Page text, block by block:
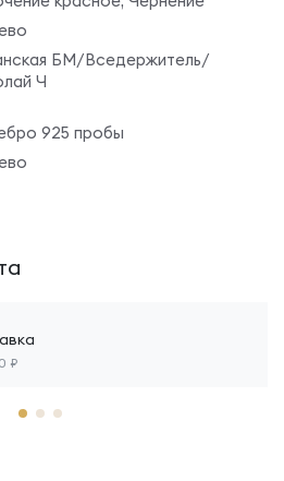
БМ/Вседержитель/
Ч
925 пробы
₽